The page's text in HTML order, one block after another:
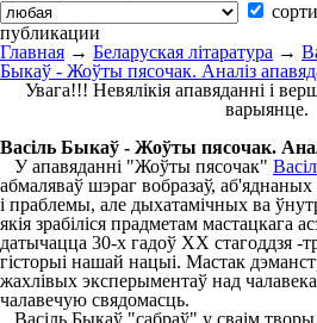
публикации
Главная → Беларуская літаратура →
Быкаў - Жоўты пясочак. Аналіз
Увага!!! Невялікія апавяданні і
варыянце.
Васіль Быкаў - Жоўты пясочак.
У апавяданні "Жоўты пясочак"
абмаляваў шэраг вобразаў, аб'яднаных
і праблемы, але дыхатамічных ва
якія зрабіліся прадметам мастацкага
датычацца 30-х гадоў ХХ стагоддзя -
гісторыі нашай нацыі. Мастак
жахлівых эксперыментаў над
чалавечую свядомасць.
Васіль Быкаў "сабраў" у сваім